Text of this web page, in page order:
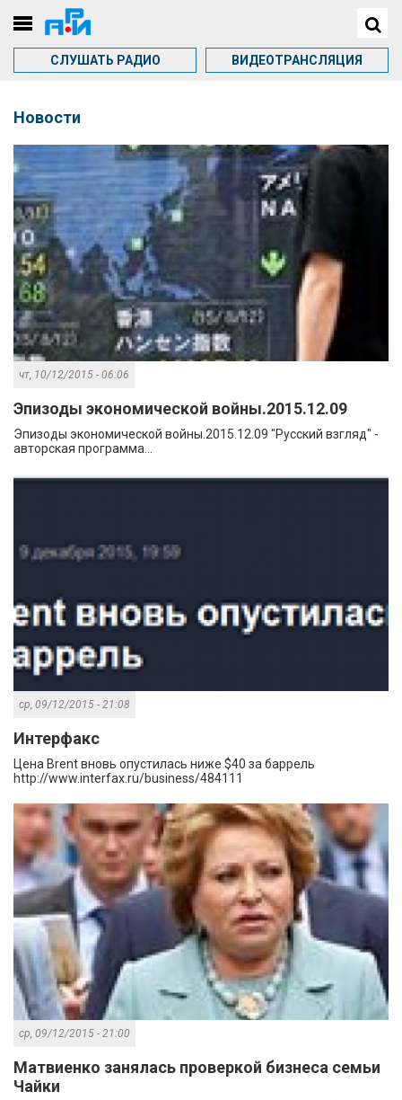
СЛУШАТЬ РАДИО ВИДЕОТРАНСЛЯЦИЯ
Новости
чт, 10/12/2015 - 06:06
Эпизоды экономической войны.2015.12.09
Эпизоды экономической войны.2015.12.09 "Русский взгляд" -
авторская программа...
ср, 09/12/2015 - 21:08
Интерфакс
Цена Brent вновь опустилась ниже $40 за баррель
http://www.interfax.ru/business/484111
ср, 09/12/2015 - 21:00
Матвиенко занялась проверкой бизнеса семьи
Чайки